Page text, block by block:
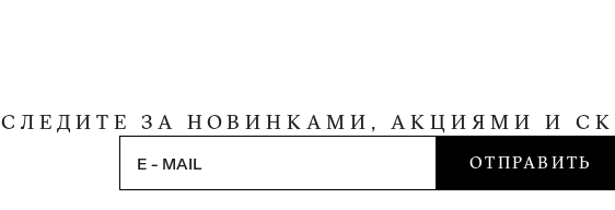
СЛЕДИТЕ ЗА НОВИНКАМИ, АКЦИЯМИ И
E - MAIL ОТПРАВИТЬ